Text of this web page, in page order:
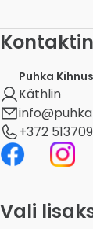
Puhka
Käthlin
+372
Vali